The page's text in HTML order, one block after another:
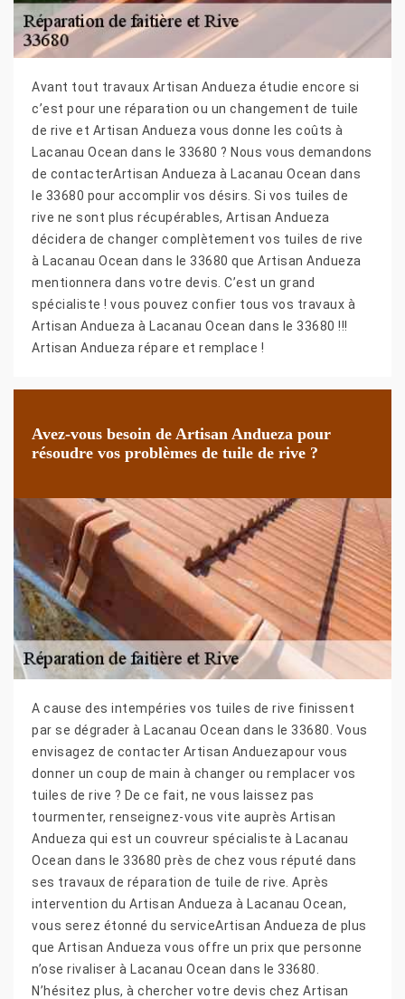
Avant tout travaux Artisan Andueza étudie encore si
c’est pour une réparation ou un changement de tuile
de rive et Artisan Andueza vous donne les coûts à
Lacanau Ocean dans le 33680 ? Nous vous demandons
de contacterArtisan Andueza à Lacanau Ocean dans
le 33680 pour accomplir vos désirs. Si vos tuiles de
rive ne sont plus récupérables, Artisan Andueza
décidera de changer complètement vos tuiles de rive
à Lacanau Ocean dans le 33680 que Artisan Andueza
mentionnera dans votre devis. C’est un grand
spécialiste ! vous pouvez confier tous vos travaux à
Artisan Andueza à Lacanau Ocean dans le 33680 !!!
Artisan Andueza répare et remplace !
Avez-vous besoin de Artisan Andueza pour
résoudre vos problèmes de tuile de rive ?
A cause des intempéries vos tuiles de rive finissent
par se dégrader à Lacanau Ocean dans le 33680. Vous
envisagez de contacter Artisan Anduezapour vous
donner un coup de main à changer ou remplacer vos
tuiles de rive ? De ce fait, ne vous laissez pas
tourmenter, renseignez-vous vite auprès Artisan
Andueza qui est un couvreur spécialiste à Lacanau
Ocean dans le 33680 près de chez vous réputé dans
ses travaux de réparation de tuile de rive. Après
intervention du Artisan Andueza à Lacanau Ocean,
vous serez étonné du serviceArtisan Andueza de plus
que Artisan Andueza vous offre un prix que personne
n’ose rivaliser à Lacanau Ocean dans le 33680.
N’hésitez plus, à chercher votre devis chez Artisan